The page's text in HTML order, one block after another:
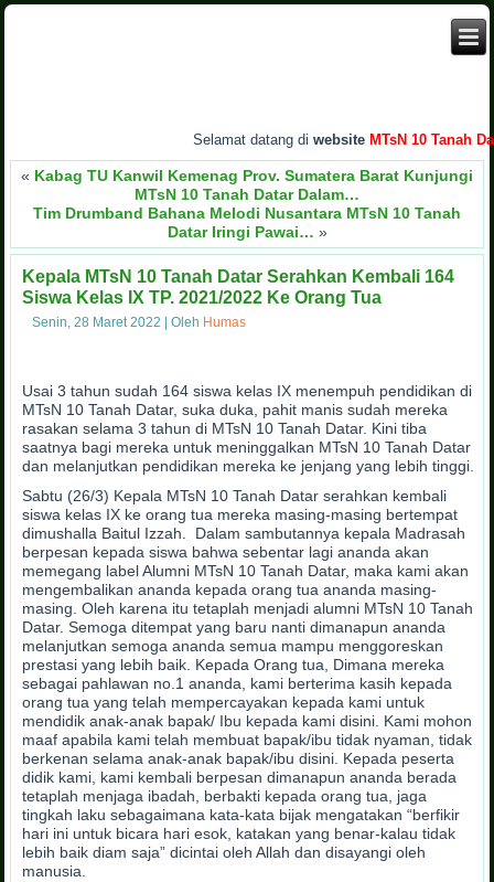
Selamat datang di website MTsN 10 Tanah
« Kabag TU Kanwil Kemenag Prov. Sumatera Barat Kunjungi
MTsN 10 Tanah Datar Dalam…
Tim Drumband Bahana Melodi Nusantara MTsN 10 Tanah
Datar Iringi Pawai… »
Kepala MTsN 10 Tanah Datar Serahkan Kembali 164
Siswa Kelas IX TP. 2021/2022 Ke Orang Tua
Senin, 28 Maret 2022 |Oleh Humas
Usai 3 tahun sudah 164 siswa kelas IX menempuh pendidikan di
MTsN 10 Tanah Datar, suka duka, pahit manis sudah mereka
rasakan selama 3 tahun di MTsN 10 Tanah Datar. Kini tiba
saatnya bagi mereka untuk meninggalkan MTsN 10 Tanah Datar
dan melanjutkan pendidikan mereka ke jenjang yang lebih tinggi.
Sabtu (26/3) Kepala MTsN 10 Tanah Datar serahkan kembali
siswa kelas IX ke orang tua mereka masing-masing bertempat
dimushalla Baitul Izzah. Dalam sambutannya kepala Madrasah
berpesan kepada siswa bahwa sebentar lagi ananda akan
memegang label Alumni MTsN 10 Tanah Datar, maka kami akan
mengembalikan ananda kepada orang tua ananda masing-
masing. Oleh karena itu tetaplah menjadi alumni MTsN 10 Tanah
Datar. Semoga ditempat yang baru nanti dimanapun ananda
melanjutkan semoga ananda semua mampu menggoreskan
prestasi yang lebih baik. Kepada Orang tua, Dimana mereka
sebagai pahlawan no.1 ananda, kami berterima kasih kepada
orang tua yang telah mempercayakan kepada kami untuk
mendidik anak-anak bapak/ Ibu kepada kami disini. Kami mohon
maaf apabila kami telah membuat bapak/ibu tidak nyaman, tidak
berkenan selama anak-anak bapak/ibu disini. Kepada peserta
didik kami, kami kembali berpesan dimanapun ananda berada
tetaplah menjaga ibadah, berbakti kepada orang tua, jaga
tingkah laku sebagaimana kata-kata bijak mengatakan “berfikir
hari ini untuk bicara hari esok, katakan yang benar-kalau tidak
lebih baik diam saja” dicintai oleh Allah dan disayangi oleh
manusia.